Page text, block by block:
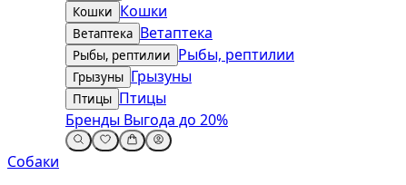
Кошки Кошки
Ветаптека Ветаптека
Рыбы, рептилии Рыбы, рептилии
Грызуны Грызуны
Птицы Птицы
Бренды Выгода до 20%
Собаки